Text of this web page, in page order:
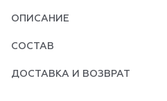
ОПИСАНИЕ
СОСТАВ
ДОСТАВКА И ВОЗВРАТ